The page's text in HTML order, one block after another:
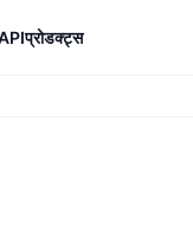
प्रोडक्ट्स